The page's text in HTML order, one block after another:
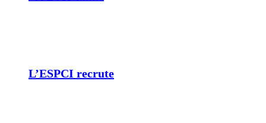
L’ESPCI recrute